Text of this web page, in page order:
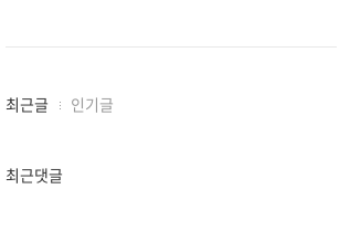
최
과
최근글 인기글
최근댓글